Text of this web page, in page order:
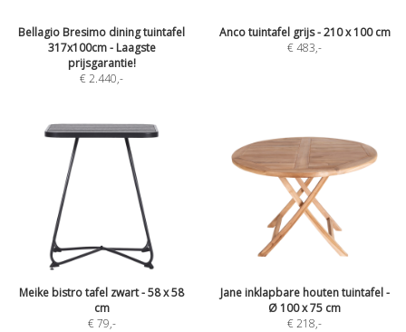
Bellagio Bresimo dining tuintafel
317x100cm - Laagste
prijsgarantie!
€ 2.440,-
Anco tuintafel grijs - 210 x 100 cm
€ 483,-
Meike bistro tafel zwart - 58 x 58
cm
€ 79,-
Jane inklapbare houten tuintafel -
Ø 100 x 75 cm
€ 218,-